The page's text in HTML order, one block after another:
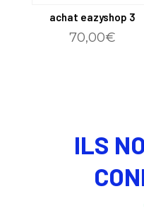
achat eazyshop 3
70,00€
ILS